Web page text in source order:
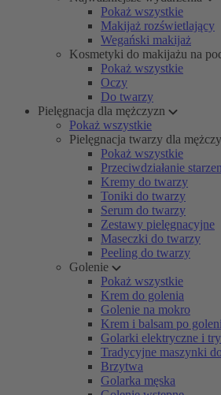
Pokaż wszystkie
Makijaż rozświetlający
Wegański makijaż
Kosmetyki do makijażu na
Pokaż wszystkie
Oczy
Do twarzy
Pielęgnacja dla mężczyzn
Pokaż wszystkie
Pielęgnacja twarzy dla
Pokaż wszystkie
Przeciwdziałanie
Kremy do twarzy
Toniki do twarzy
Serum do twarzy
Zestawy pielęgnacyjne
Maseczki do twarzy
Peeling do twarzy
Golenie
Pokaż wszystkie
Krem do golenia
Golenie na mokro
Krem i balsam po
Golarki elektryczne i
Tradycyjne maszynki
Brzytwa
Golarka męska